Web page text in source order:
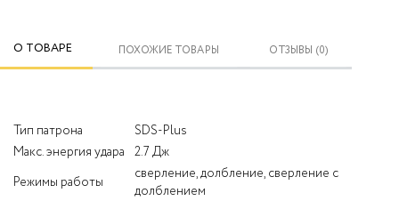
О ТОВАРЕ ПОХОЖИЕ ТОВАРЫ ОТЗЫВЫ (0)
Тип патрона
SDS-Plus
Макс. энергия удара 2.7 Дж
Режимы работы
сверление, долбление, сверление с
долблением